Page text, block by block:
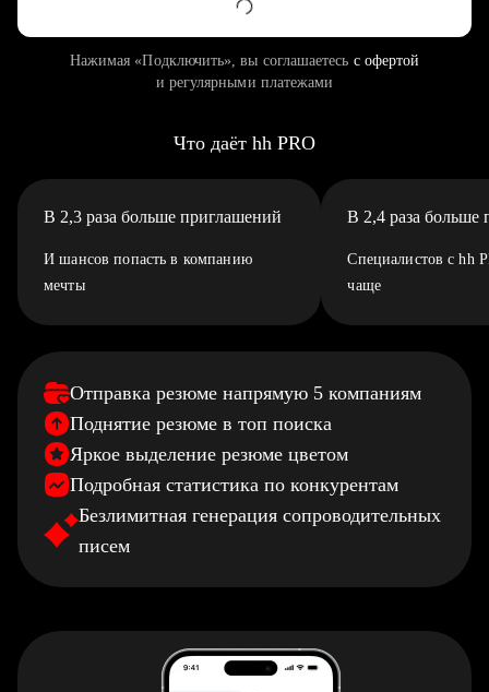
Нажимая «Подключить», вы соглашаетесь с офертой
и регулярными платежами
Что даёт hh PRO
В 2,3 раза больше приглашений
И шансов попасть в компанию
мечты
В 2,4 раза больше
Специалистов с hh
чаще
Отправка резюме напрямую 5 компаниям
Поднятие резюме в топ поиска
Яркое выделение резюме цветом
Подробная статистика по конкурентам
Безлимитная генерация сопроводительных
писем